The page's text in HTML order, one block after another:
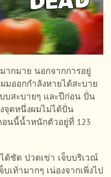
ากมาย นอกจากการอยู่
มออกกำลังหายได้สะบาย
บสะบายๆ และปีก่อน ปั่น
จุดหนึ่งผมไม่ได้ปั่น
นนี้น้ำหนักตัวอยู่ที่ 123
ด้ชัด ปวดเข่า เจ็บบริเวณ์
เท้ามากๆ เน่องจากเพิ่งไป